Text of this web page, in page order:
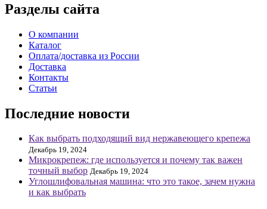
Разделы сайта
О компании
Каталог
Оплата/доставка из России
Доставка
Контакты
Статьи
Последние новости
Как выбрать подходящий вид нержавеющего крепежа
Декабрь 19, 2024
Микрокрепеж: где используется и почему так важен
точный выбор Декабрь 19, 2024
Углошлифовальная машина: что это такое, зачем нужна
и как выбрать